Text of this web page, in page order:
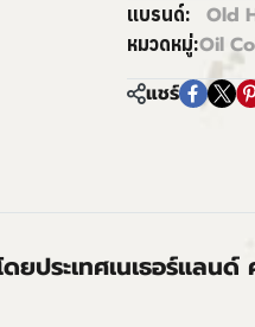
แบรนด์: Old
หมวดหมู่:Oil
แชร์
ยประเทศเนเธอร์แล